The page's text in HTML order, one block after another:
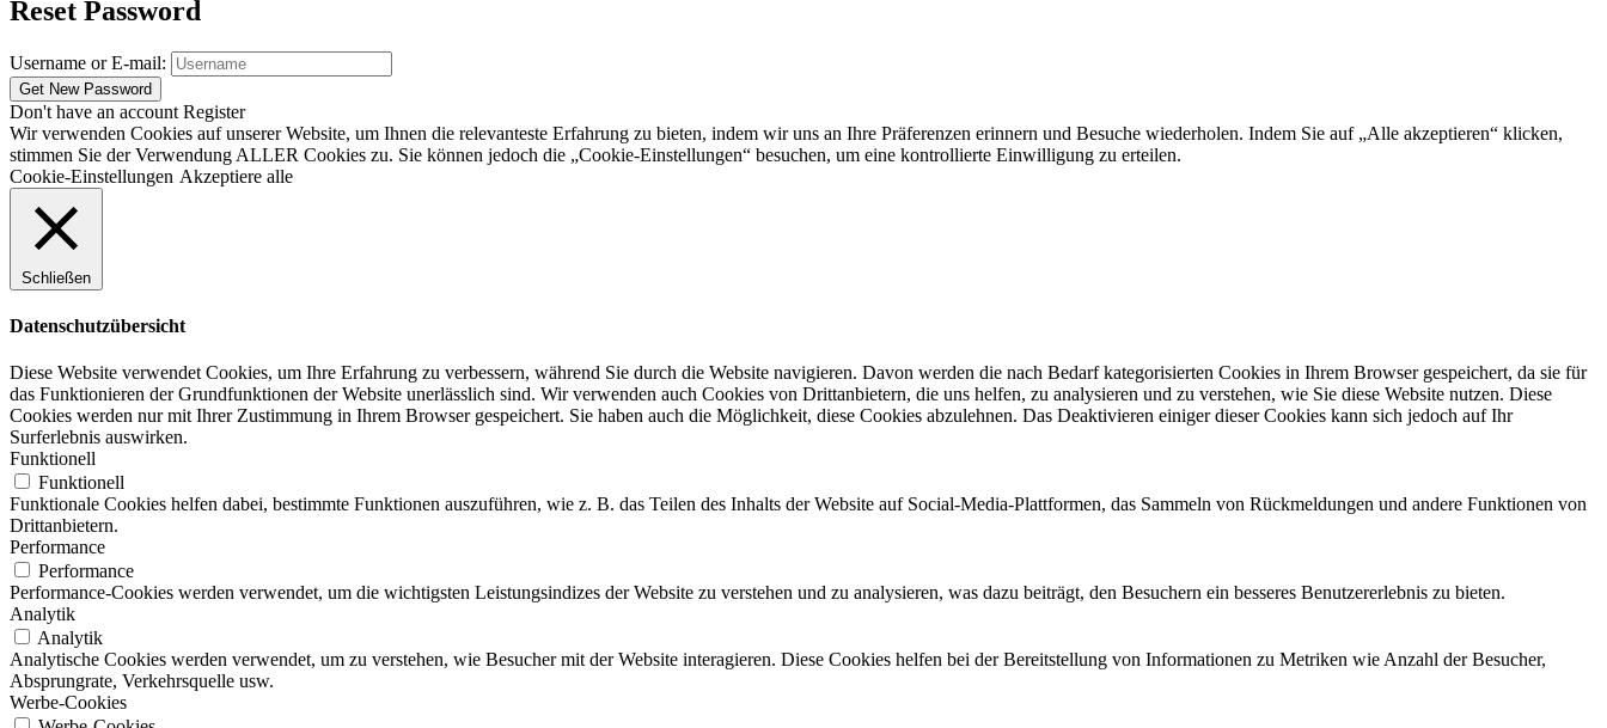
Reset Password
Username or E-mail:
Don't have an account Register
Wir verwenden Cookies auf unserer Website, um Ihnen die relevanteste Erfahrung zu bieten, indem wir uns an Ihre Präferenzen erinnern und Besuche wiederholen. Indem Sie auf „Alle akzeptieren“ klicken,
stimmen Sie der Verwendung ALLER Cookies zu. Sie können jedoch die „Cookie-Einstellungen“ besuchen, um eine kontrollierte Einwilligung zu erteilen.
Cookie-Einstellungen Akzeptiere alle
Schließen
Datenschutzübersicht
Diese Website verwendet Cookies, um Ihre Erfahrung zu verbessern, während Sie durch die Website navigieren. Davon werden die nach Bedarf kategorisierten Cookies in Ihrem Browser gespeichert, da sie für
das Funktionieren der Grundfunktionen der Website unerlässlich sind. Wir verwenden auch Cookies von Drittanbietern, die uns helfen, zu analysieren und zu verstehen, wie Sie diese Website nutzen. Diese
Cookies werden nur mit Ihrer Zustimmung in Ihrem Browser gespeichert. Sie haben auch die Möglichkeit, diese Cookies abzulehnen. Das Deaktivieren einiger dieser Cookies kann sich jedoch auf Ihr
Surferlebnis auswirken.
Funktionell
Funktionell
Funktionale Cookies helfen dabei, bestimmte Funktionen auszuführen, wie z. B. das Teilen des Inhalts der Website auf Social-Media-Plattformen, das Sammeln von Rückmeldungen und andere Funktionen von
Drittanbietern.
Performance
Performance
Performance-Cookies werden verwendet, um die wichtigsten Leistungsindizes der Website zu verstehen und zu analysieren, was dazu beiträgt, den Besuchern ein besseres Benutzererlebnis zu bieten.
Analytik
Analytik
Analytische Cookies werden verwendet, um zu verstehen, wie Besucher mit der Website interagieren. Diese Cookies helfen bei der Bereitstellung von Informationen zu Metriken wie Anzahl der Besucher,
Absprungrate, Verkehrsquelle usw.
Werbe-Cookies